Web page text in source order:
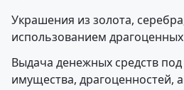
Украшения из золота,
использованием
Выдача денежных средств под
имущества, драгоценностей,